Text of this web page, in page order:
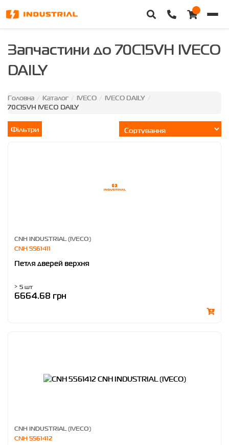
Головна
Каталог техніки
Категорії
Доставка та оплата
Запчастини до 70C15VH IVECO
DAILY
Головна / Каталог / IVECO / IVECO DAILY /
70C15VH IVECO DAILY
Фільтри
CNH INDUSTRIAL (IVECO)
CNH 5561411
Петля дверей верхня
> 5 шт
6664.68 грн
CNH INDUSTRIAL (IVECO)
CNH 5561412